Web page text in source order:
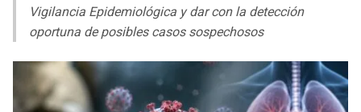
LIGA BETPLAY
OTRAS LIGAS
STEELERS
HORNETS
Vigilancia Epidemiológica y dar con la detección
oportuna de posibles casos sospechosos